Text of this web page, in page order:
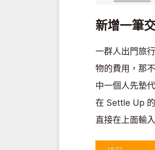
新增一筆
一群人出門旅
物的費用，那
中一個人先墊
在 Settle Up
直接在上面輸